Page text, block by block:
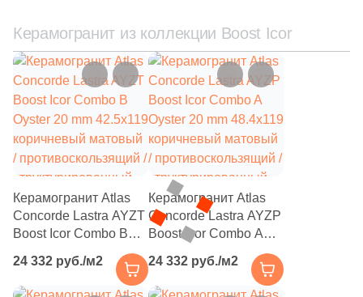
DEL CONCA ( 59 )
DNA Tiles ( 86
DVOMO (2)
Dado Ceramica (
Dako (47)
DeShun Ceramics (25
Decocer (16)
Decovita (57)
Керамогранит из коллекции Boost Icor
Керамогранит Atlas
Concorde Lastra AYZT
Boost Icor Combo B
Oyster 20 mm 42.5x119
коричневый матовый
/ противоскользящий /
24 332 руб./м2
Керамогранит Atlas
Concorde Lastra AYZP
Boost Icor Combo A
Oyster 20 mm 48.4x119
коричневый матовый
/ противоскользящий /
24 332 руб./м2